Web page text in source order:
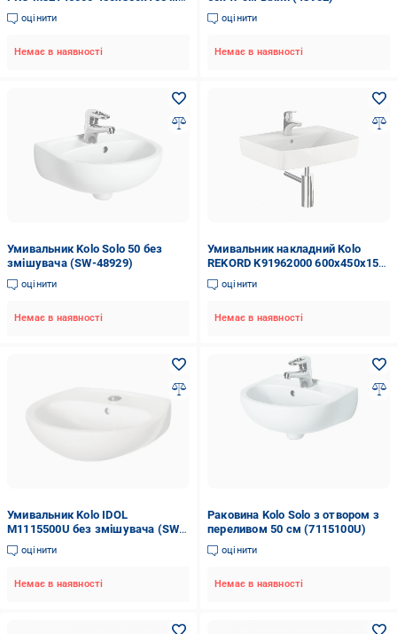
Білий (82542)
оцінити
Немає в наявності
оцінити
Немає в наявності
Умивальник Kolo Solo 50 без
змішувача (SW-48929)
оцінити
Немає в наявності
Умивальник накладний Kolo
REKORD K91962000 600x450x154
мм Білий (94043)
оцінити
Немає в наявності
Умивальник Kolo IDOL
M1115500U без змішувача (SW-
23812)
оцінити
Немає в наявності
Раковина Kolo Solo з отвором з
переливом 50 см (7115100U)
оцінити
Немає в наявності